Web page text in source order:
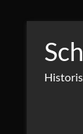
Inhalt
springen